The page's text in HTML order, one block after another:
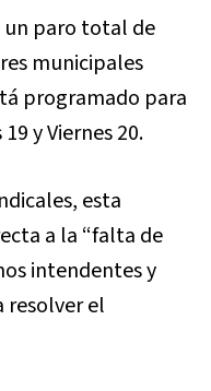
un paro total de
municipales
programado para
y Viernes 20.
esta
a la “falta de
intendentes y
resolver el